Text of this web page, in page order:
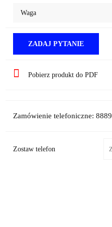
Waga
ZADAJ PYTANIE
Pobierz produkt do PDF
Zamówienie telefoniczne:
Zostaw telefon